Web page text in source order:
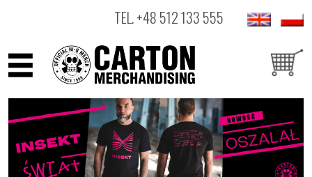
TEL.+48 512 133 555
ARTYŚCI
PRODUKTY
OUTLET